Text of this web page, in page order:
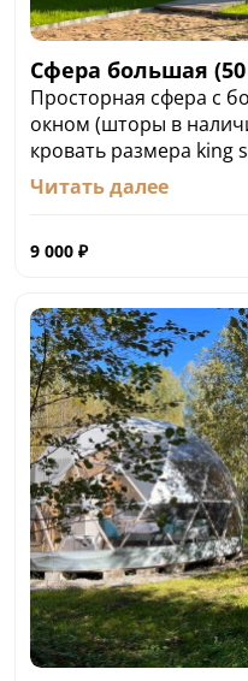
Сфера большая
Просторная сфера с
окном (шторы в
кровать размера king
usb зарядкой. В
стульями. В
санузле имеется фен,
Стоимость: от 9 000
Читать далее
9 000 ₽